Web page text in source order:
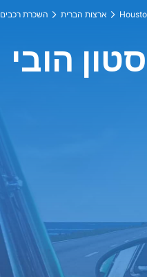
השכרת רכבים ארצות הברית
הובי